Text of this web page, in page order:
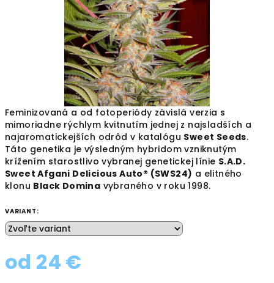
Feminizovaná a od fotoperiódy závislá verzia s
mimoriadne rýchlym kvitnutím jednej z najsladších a
najaromatickejších odrôd v katalógu Sweet Seeds.
Táto genetika je výsledným hybridom vzniknutým
krížením starostlivo vybranej genetickej línie S.A.D.
Sweet Afgani Delicious Auto® (SWS24) a elitného
klonu Black Domina vybraného v roku 1998.
VARIANT:
od 24 €